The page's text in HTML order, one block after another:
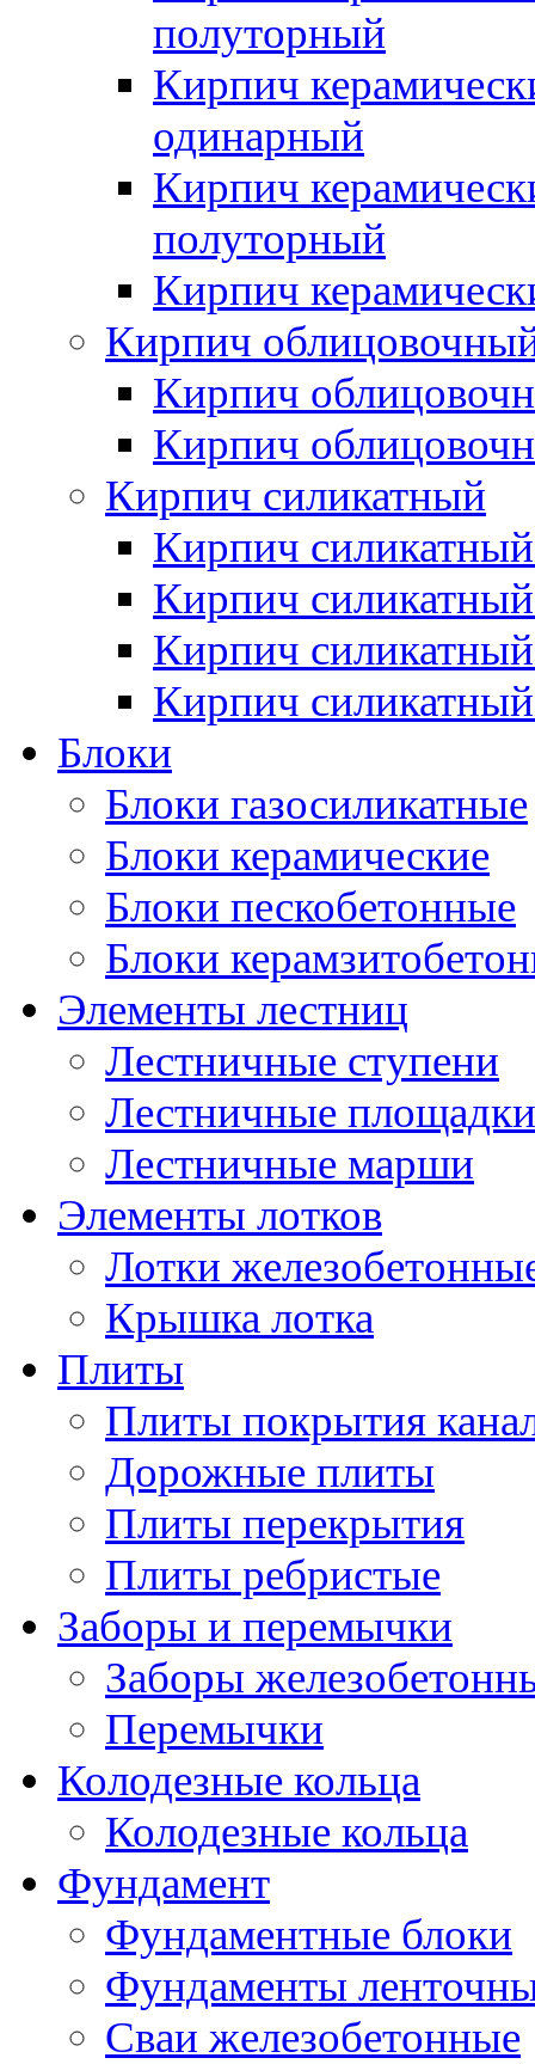
полуторный
Кирпич
одинарный
Кирпич
полуторный
Кирпич
Кирпич
Кирпич
Кирпич
Кирпич силикатный
Кирпич
Кирпич
Кирпич
Кирпич
Блоки
Блоки газосиликатные
Блоки керамические
Блоки пескобетонные
Блоки
Элементы лестниц
Лестничные ступени
Лестничные площадки
Лестничные марши
Элементы лотков
Лотки
Крышка лотка
Плиты
Плиты покрытия
Дорожные плиты
Плиты перекрытия
Плиты ребристые
Заборы и перемычки
Заборы
Перемычки
Колодезные кольца
Колодезные кольца
Фундамент
Фундаментные блоки
Фундаменты
Сваи железобетонные